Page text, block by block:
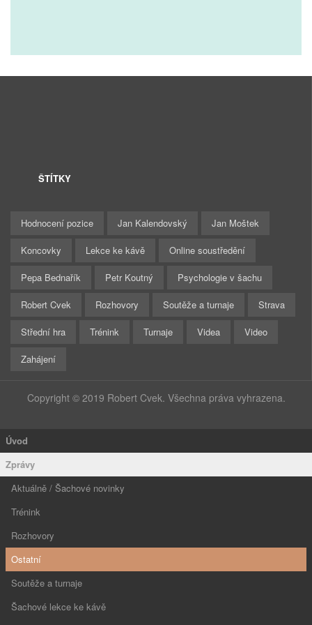
ŠTÍTKY
Hodnocení pozice Jan Kalendovský Jan Moštek
Koncovky Lekce ke kávě Online soustředění
Pepa Bednařík Petr Koutný Psychologie v šachu
Robert Cvek Rozhovory Soutěže a turnaje Strava
Střední hra Trénink Turnaje Videa Video
Zahájení
Copyright © 2019 Robert Cvek. Všechna práva vyhrazena.
Úvod
Zprávy
Aktuálně / Šachové novinky
Trénink
Rozhovory
Ostatní
Soutěže a turnaje
Šachové lekce ke kávě